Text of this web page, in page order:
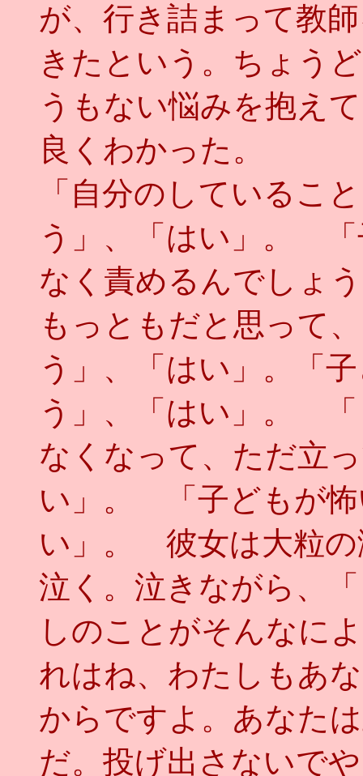
が、行き詰まって教
きたという。ちょう
うもない悩みを抱え
良くわかった。
「自分のしているこ
う」、「はい」。 「
なく責めるんでしょ
もっともだと思って
う」、「はい」。「
う」、「はい」。
なくなって、ただ立
い」。 「子どもが怖
い」。 彼女は大粒の
泣く。泣きながら、
しのことがそんなに
れはね、わたしもあ
からですよ。あなた
だ。投げ出さないで